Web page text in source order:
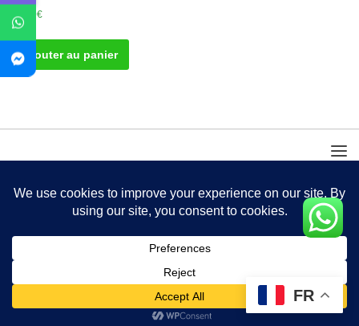
50.00€
Ajouter au panier
FR